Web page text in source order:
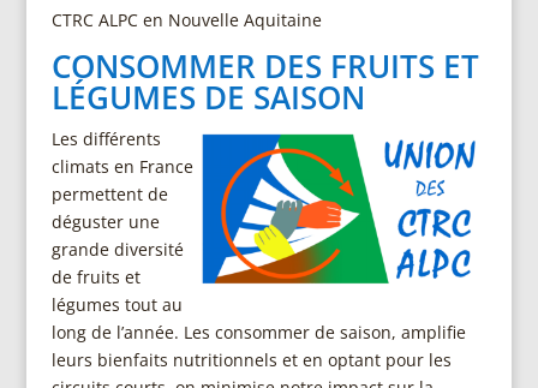
CTRC ALPC en Nouvelle Aquitaine
CONSOMMER DES FRUITS ET
LÉGUMES DE SAISON
Les différents
climats en France
permettent de
déguster une
grande diversité
de fruits et
légumes tout au
long de l’année. Les consommer de saison, amplifie
leurs bienfaits nutritionnels et en optant pour les